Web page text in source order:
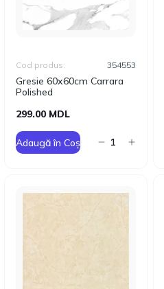
Gresie 60x60cm Carrara
Polished
Cod produs: 354553
299.00 MDL
Adaugă în Coș